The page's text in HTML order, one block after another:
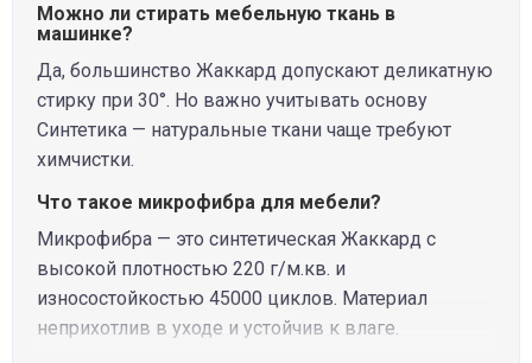
Можно ли стирать мебельную ткань в
машинке?
Да, большинство Жаккард допускают деликатную
стирку при 30°. Но важно учитывать основу
Синтетика — натуральные ткани чаще требуют
химчистки.
Что такое микрофибра для мебели?
Микрофибра — это синтетическая Жаккард с
высокой плотностью 220 г/м.кв. и
износостойкостью 45000 циклов. Материал
неприхотлив в уходе и устойчив к влаге.